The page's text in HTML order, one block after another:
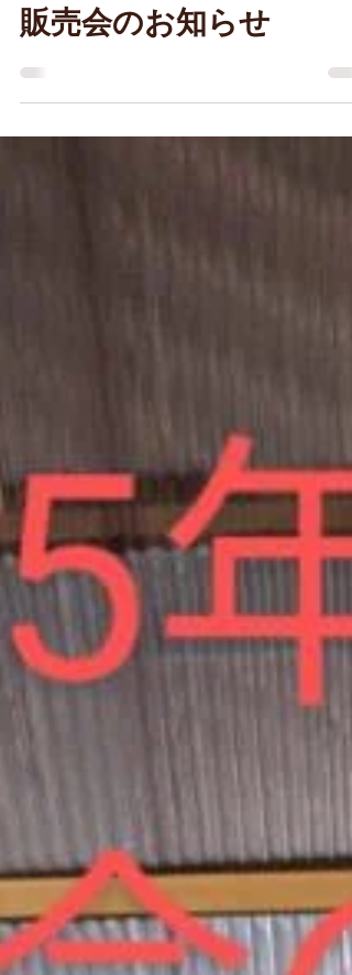
2026年４月〜６月の試飲
販売会のお知らせ